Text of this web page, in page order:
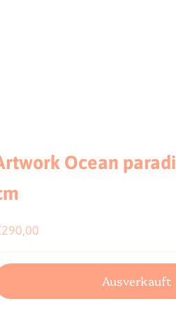
Ocean
Ausverkauft